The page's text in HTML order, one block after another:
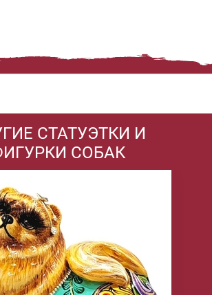
СТАТУЭТКИ И
СОБАК